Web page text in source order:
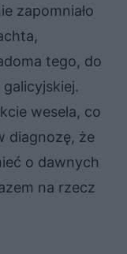
zapomniało
tego, do
wesela, co
diagnozę, że
o dawnych
na rzecz